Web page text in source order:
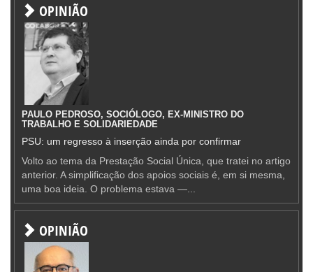
OPINIÃO
PAULO PEDROSO, SOCIÓLOGO, EX-MINISTRO DO
TRABALHO E SOLIDARIEDADE
PSU: um regresso à inserção ainda por confirmar
Volto ao tema da Prestação Social Única, que tratei no artigo
anterior. A simplificação dos apoios sociais é, em si mesma,
uma boa ideia. O problema estava —...
OPINIÃO